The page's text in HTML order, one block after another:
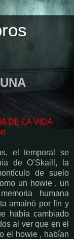
DE LA VIDA
el temporal se
de O’Skaill, la
de suelo
un howie , un
humana
amainó por fin y
había cambiado
al ver que en el
el howie , habían